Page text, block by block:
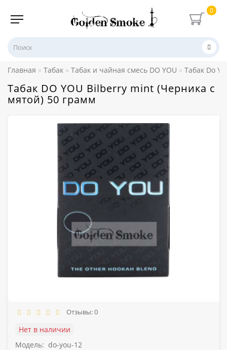
0
Главная Табак Табак и чайная смесь DO YOU Табак Do
Табак DO YOU Bilberry mint (Черника с
мятой) 50 грамм
Отзывы: 0
Нет в наличии
Модель: do-you-12